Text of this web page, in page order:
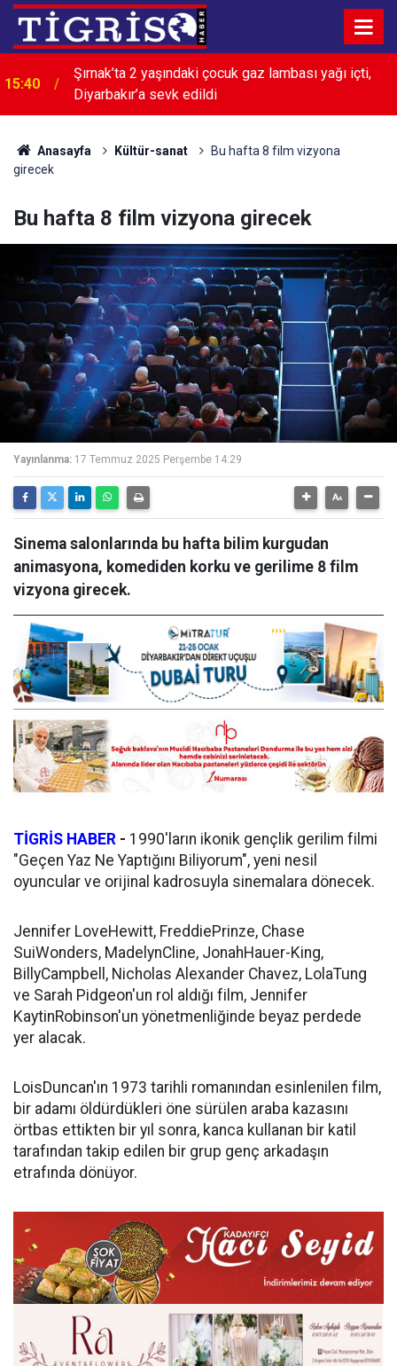
15:26 Şanlıurfa’da motosikletler çarpıştı: 4 kişi yaralandı
Anasayfa Kültür-sanat
Bu hafta 8 film vizyona
girecek
Bu hafta 8 film vizyona girecek
Yayınlanma: 17 Temmuz 2025 Perşembe 14:29
Sinema salonlarında bu hafta bilim kurgudan
animasyona, komediden korku ve gerilime 8 film
vizyona girecek.
TİGRİS HABER - 1990'ların ikonik gençlik gerilim filmi
"Geçen Yaz Ne Yaptığını Biliyorum", yeni nesil
oyuncular ve orijinal kadrosuyla sinemalara dönecek.
Jennifer LoveHewitt, FreddiePrinze, Chase
SuiWonders, MadelynCline, JonahHauer-King,
BillyCampbell, Nicholas Alexander Chavez, LolaTung
ve Sarah Pidgeon'un rol aldığı film, Jennifer
KaytinRobinson'un yönetmenliğinde beyaz perdede
yer alacak.
LoisDuncan'ın 1973 tarihli romanından esinlenilen film,
bir adamı öldürdükleri öne sürülen araba kazasını
örtbas ettikten bir yıl sonra, kanca kullanan bir katil
tarafından takip edilen bir grup genç arkadaşın
etrafında dönüyor.